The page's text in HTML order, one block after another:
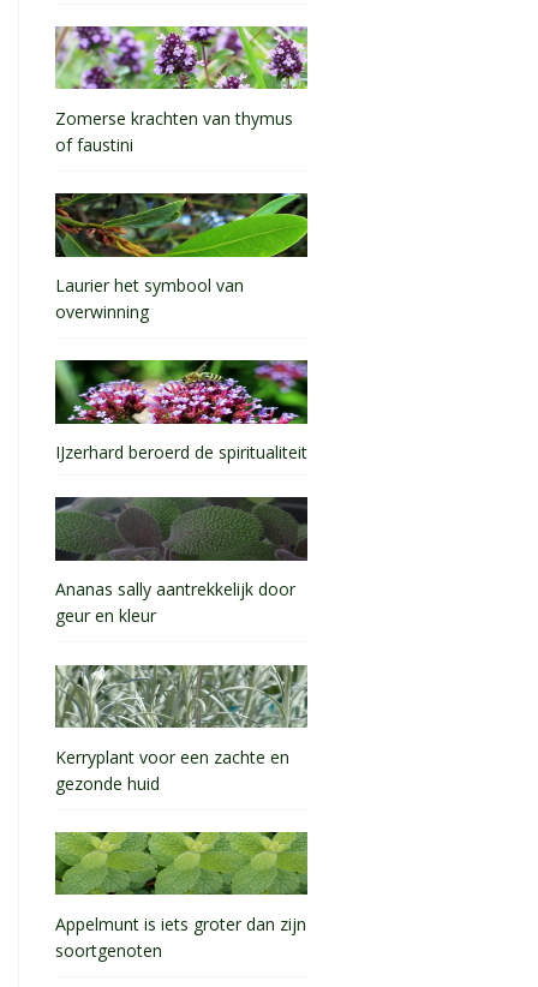
Zomerse krachten van thymus
of faustini
Laurier het symbool van
overwinning
IJzerhard beroerd de spiritualiteit
Ananas sally aantrekkelijk door
geur en kleur
Kerryplant voor een zachte en
gezonde huid
Appelmunt is iets groter dan zijn
soortgenoten